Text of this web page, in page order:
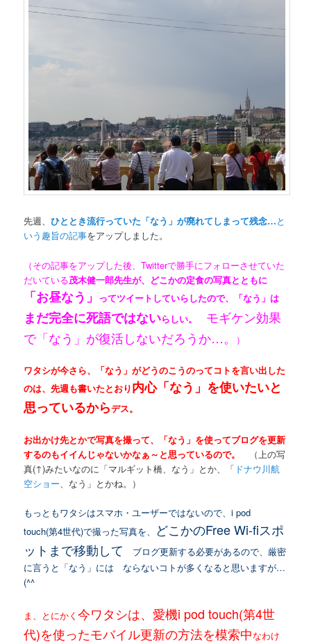
先週、ひととき流行っていた「なう」が廃れてしまって残念…と
いう趣旨の記事をアップしました。
（その記事をアップした後、Twitterで勝手にフォローさせていた
だいている茂木健一郎先生が、どこかの定食の写真とともに
「お昼なう」 ってツイート していらしたので、「なう」は
まだ完全に死語ではないらしい。
モギケン効果
で「なう」が復活しないだろうか…。
）
ワタシが今さら、「なう」がどうのこうのってコトを言い出した
のは、先週も書いたとおり内心「なう」を使いたいと
思っているからデス。
お出かけ先とかで写真を撮って、「なう」を使ってブログを更新
するのもイイんじゃないかなぁ～と思っているので。
（上の写
真(↑)みたいなのに「マルギット橋、なう」とか、「 ドナウ川航
空ショー、なう」とかね。）
もっともワタシはスマホ・ユーザーではないので、i pod
touch(第4世代)で撮った写真を、
どこかのFree Wi-fiスポ
ットまで移動して
ブログ更新する必要があるので、厳密
に言うと「なう」には ならないコトが多くなると思いますが…
(^^ゞ
ま、とにかく今ワタシは、愛機i pod touch(第4世
代)を使ったモバイル更新の方法を模索中なわけ